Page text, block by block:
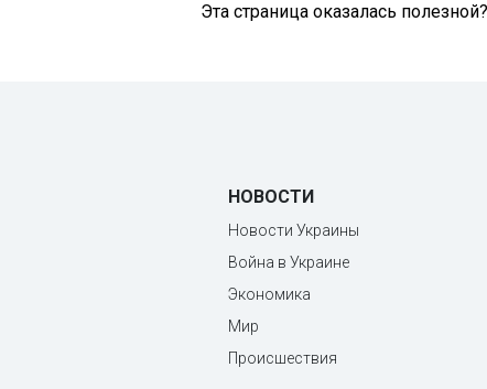
Эта страница оказалась полезной?
НОВОСТИ
Новости Украины
Война в Украине
Экономика
Мир
Происшествия